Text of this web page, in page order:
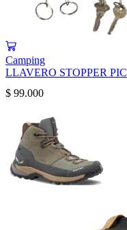
Camping
LLAVERO STOPPER
$ 99.000